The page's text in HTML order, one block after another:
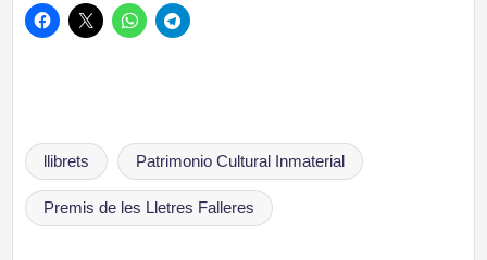
Etiquetas:
llibrets Patrimonio Cultural Inmaterial
Premis de les Lletres Falleres